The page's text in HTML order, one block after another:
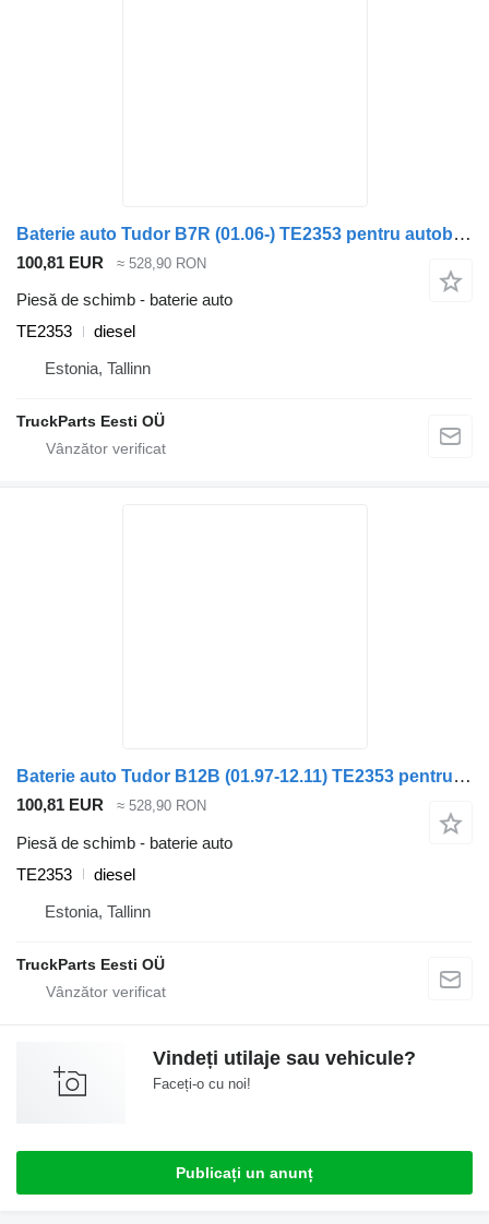
Baterie auto Tudor B7R (01.06-) TE2353 pentru autobuz Volvo B7, B8, B9, B12 bus (2005-)
100,81 EUR ≈ 528,90 RON
Piesă de schimb - baterie auto
TE2353
diesel
Estonia, Tallinn
TruckParts Eesti OÜ
Baterie auto Tudor B12B (01.97-12.11) TE2353 pentru autobuz Volvo B6, B7, B9, B10, B12 bus (1978-2011)
100,81 EUR ≈ 528,90 RON
Piesă de schimb - baterie auto
TE2353
diesel
Estonia, Tallinn
TruckParts Eesti OÜ
Vindeți utilaje sau vehicule?
Faceți-o cu noi!
Publicați un anunț